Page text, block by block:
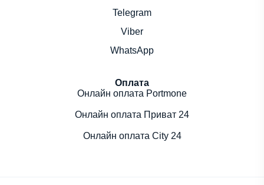
Telegram
Viber
WhatsApp
Оплата
Онлайн оплата Portmone
Онлайн оплата Приват 24
Онлайн оплата City 24